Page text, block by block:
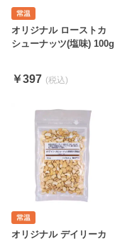
オリジナル ローストカ
シューナッツ(塩味) 100g
￥397
オリジナル デイリーカ